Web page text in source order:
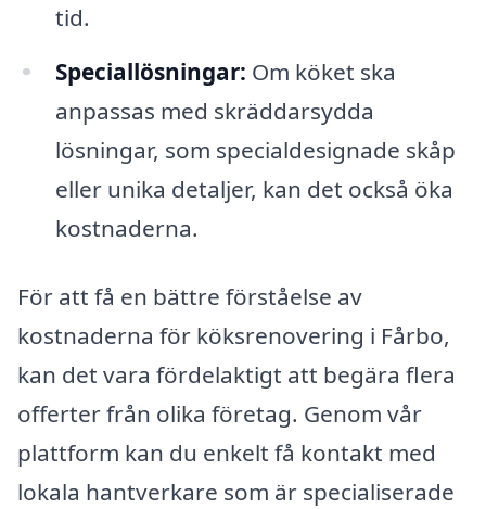
tid.
Speciallösningar: Om köket ska
anpassas med skräddarsydda
lösningar, som specialdesignade skåp
eller unika detaljer, kan det också öka
kostnaderna.
För att få en bättre förståelse av
kostnaderna för köksrenovering i Fårbo,
kan det vara fördelaktigt att begära flera
offerter från olika företag. Genom vår
plattform kan du enkelt få kontakt med
lokala hantverkare som är specialiserade